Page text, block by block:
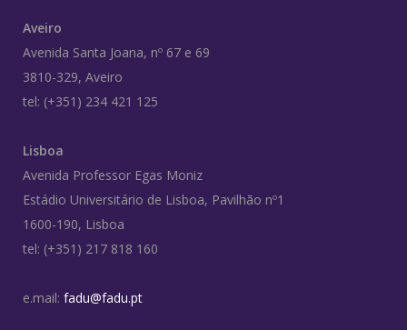
Aveiro
Avenida Santa Joana, nº 67 e 69
3810-329, Aveiro
tel: (+351) 234 421 125
Lisboa
Avenida Professor Egas Moniz
Estádio Universitário de Lisboa, Pavilhão nº1
1600-190, Lisboa
tel: (+351) 217 818 160
e.mail: fadu@fadu.pt